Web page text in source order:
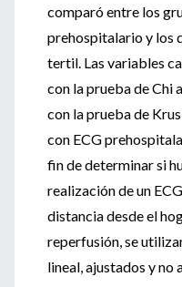
comparó entre los
prehospitalario y los
tertil. Las variables
con la prueba de Chi
con la prueba de
con ECG
fin de determinar si
realización de un
distancia desde el
reperfusión, se
lineal, ajustados y no